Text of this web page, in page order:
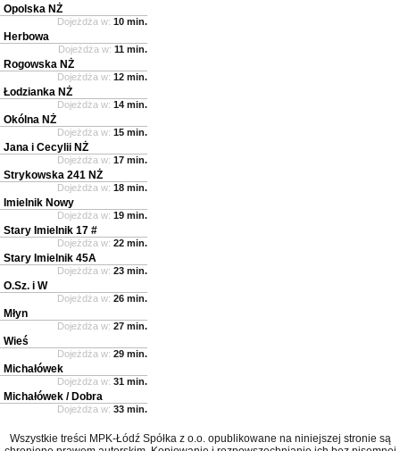
Opolska NŻ
Dojeżdża w: 10 min.
Herbowa
Dojeżdża w: 11 min.
Rogowska NŻ
Dojeżdża w: 12 min.
Łodzianka NŻ
Dojeżdża w: 14 min.
Okólna NŻ
Dojeżdża w: 15 min.
Jana i Cecylii NŻ
Dojeżdża w: 17 min.
Strykowska 241 NŻ
Dojeżdża w: 18 min.
Imielnik Nowy
Dojeżdża w: 19 min.
Stary Imielnik 17 #
Dojeżdża w: 22 min.
Stary Imielnik 45A
Dojeżdża w: 23 min.
O.Sz. i W
Dojeżdża w: 26 min.
Młyn
Dojeżdża w: 27 min.
Wieś
Dojeżdża w: 29 min.
Michałówek
Dojeżdża w: 31 min.
Michałówek / Dobra
Dojeżdża w: 33 min.
Wszystkie treści MPK-Łódź Spółka z o.o. opublikowane na niniejszej stronie są